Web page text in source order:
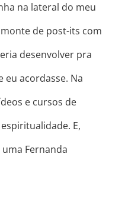
na lateral do meu
de post-its com
desenvolver pra
eu acordasse. Na
e cursos de
E,
Fernanda